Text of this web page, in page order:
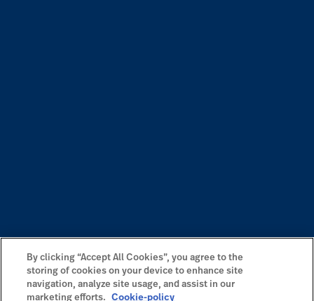
By clicking “Accept All Cookies”, you agree to the
storing of cookies on your device to enhance site
navigation, analyze site usage, and assist in our
marketing efforts.
Cookie-policy